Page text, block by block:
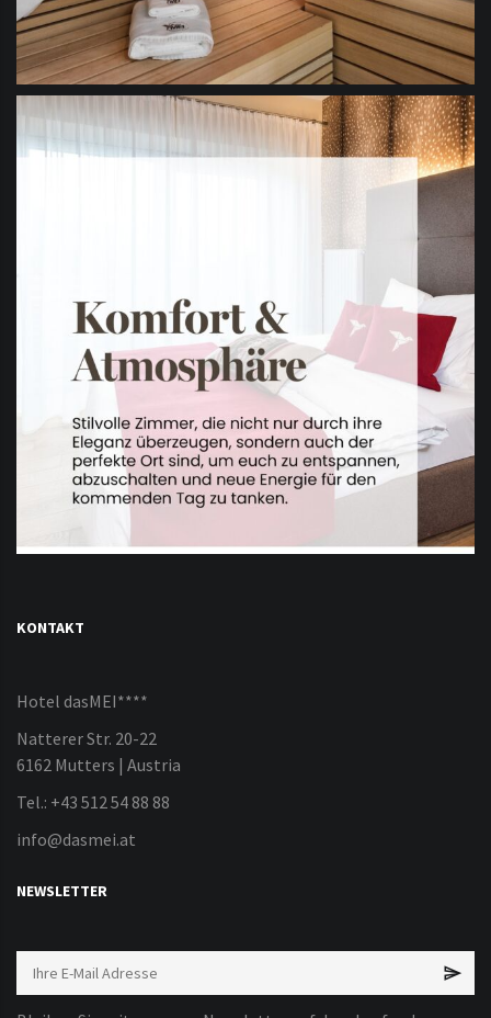
KONTAKT
Hotel dasMEI****
Natterer Str. 20-22
6162 Mutters | Austria
Tel.: +43 512 54 88 88
info@dasmei.at
NEWSLETTER